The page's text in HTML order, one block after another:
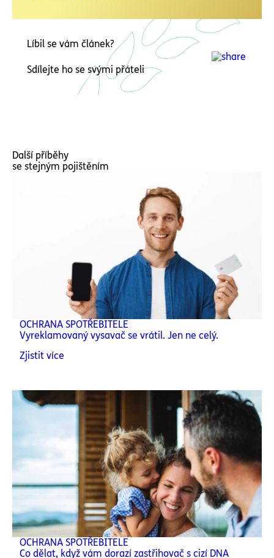
Líbil se vám článek?
Sdílejte ho se svými přáteli
Další příběhy
se stejným pojištěním
OCHRANA SPOTŘEBITELE
Vyreklamovaný vysavač se vrátil. Jen ne celý.
Zjistit více
OCHRANA SPOTŘEBITELE
Co dělat, když vám dorazí zastřihovač s cizí DNA